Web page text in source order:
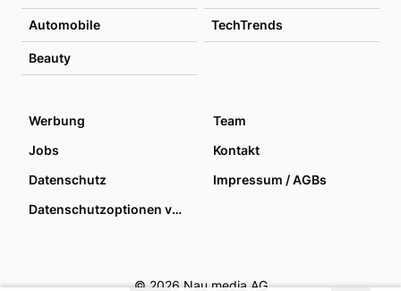
Automobile TechTrends
Beauty
Werbung
Team
Jobs
Kontakt
Datenschutz
Impressum / AGBs
Datenschutzoptionen verwalten
© 2026 Nau media AG